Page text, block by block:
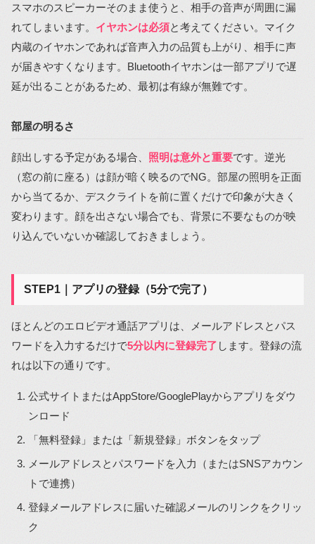
スマホのスピーカーそのまま使うと、相手の音声が周囲に漏
れてしまいます。 イヤホンは必須と考えてください。マイク
内蔵のイヤホンであれば音声入力の品質も上がり、相手に声
が届きやすくなります。Bluetoothイヤホンは一部アプリで遅
延が出ることがあるため、最初は有線が無難です。
部屋の明るさ
顔出しする予定がある場合、 照明は意外と重要です。逆光
（窓の前に座る）は顔が暗く映るのでNG。部屋の照明を正面
から当てるか、デスクライトを前に置くだけで印象が大きく
変わります。顔を出さない場合でも、背景に不要なものが映
り込んでいないか確認しておきましょう。
STEP1｜アプリの登録（5分で完了）
ほとんどのエロビデオ通話アプリは、メールアドレスとパス
ワードを入力するだけで5分以内に登録完了 します。登録の流
れは以下の通りです。
公式サイトまたはAppStore/GooglePlayからアプリをダウ
ンロード
「無料登録」または「新規登録」ボタンをタップ
メールアドレスとパスワードを入力（またはSNSアカウン
トで連携）
登録メールアドレスに届いた確認メールのリンクをクリッ
ク